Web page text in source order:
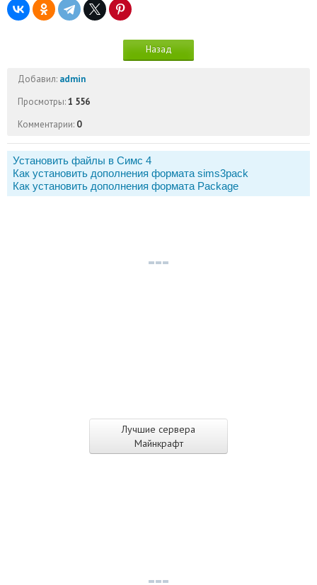
Лучшие сервера
Майнкрафт
Назад
Добавил: admin
Просмотры:1 556
Комментарии: 0
Установить файлы в Симс 4
Как установить дополнения формата sims3pack
Как установить дополнения формата Package